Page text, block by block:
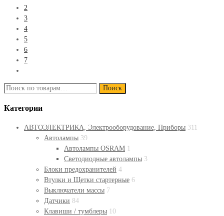
2
3
4
5
6
7
Искать: Поиск
Категории
АВТОЭЛЕКТРИКА, Электрооборудование, Приборы 311
Автолампы 39
Автолампы OSRAM 1
Светодиодные автолампы 3
Блоки предохранителей 4
Втулки и Щетки стартерные 6
Выключатели массы 7
Датчики 84
Клавиши / тумблеры 10